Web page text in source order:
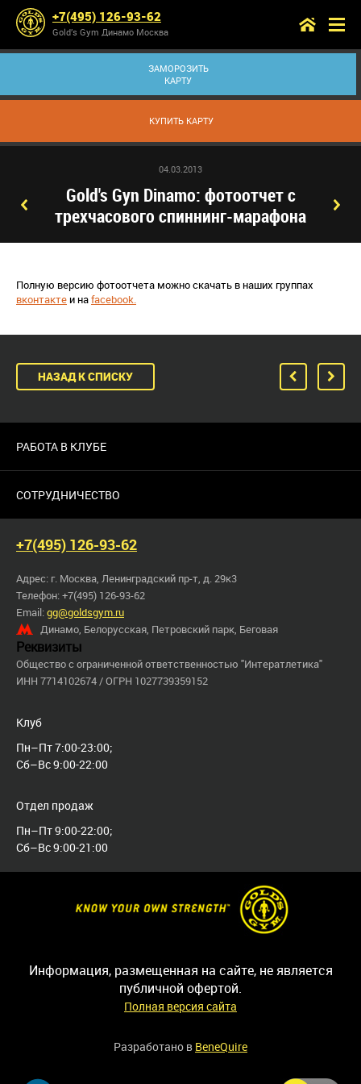
+7(495) 126-93-62
Gold’s Gym Динамо Москва
ЗАМОРОЗИТЬ
КАРТУ
КУПИТЬ КАРТУ
04.03.2013
Gold's Gyn Dinamo: фотоотчет с
трехчасового спиннинг-марафона
Полную версию фотоотчета можно скачать в наших группах
вконтактеи наfacebook.
НАЗАД К СПИСКУ
РАБОТА В КЛУБЕ
СОТРУДНИЧЕСТВО
+7(495) 126-93-62
Адрес: г. Москва, Ленинградский пр-т, д. 29к3
Телефон: +7(495) 126-93-62
Email:gg@goldsgym.ru
Динамо, Белорусская, Петровский парк, Беговая
Реквизиты
Общество с ограниченной ответственностью "Интератлетика"
ИНН 7714102674 / ОГРН 1027739359152
Клуб
Пн–Пт 7:00-23:00;
Сб–Вс 9:00-22:00
Отдел продаж
Пн–Пт 9:00-22:00;
Сб–Вс 9:00-21:00
Информация, размещенная на сайте, не является
публичной офертой.
Полная версия сайта
Разработано в BeneQuire